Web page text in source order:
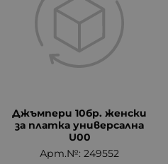
Джъмпери 10бр. женски
за платка универсална
U00
Арт.№: 249552